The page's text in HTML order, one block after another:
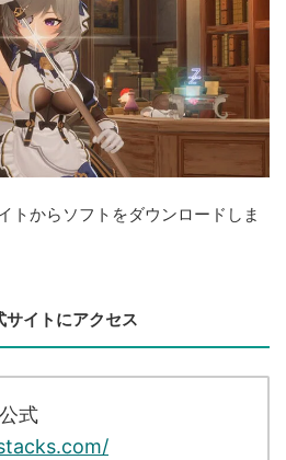
トからソフトをダウンロードしま
イトにアクセス
式